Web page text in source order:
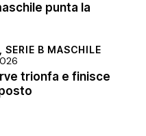
punta la
SERIE B MASCHILE
trionfa e finisce